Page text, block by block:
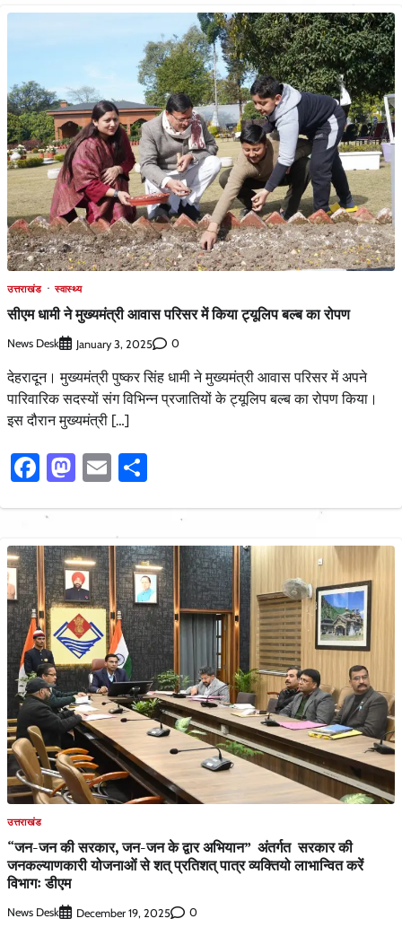
उत्तराखंड स्वास्थ्य
सीएम धामी ने मुख्यमंत्री आवास परिसर में किया ट्यूलिप बल्ब का रोपण
News Desk January 3, 2025 0
देहरादून। मुख्यमंत्री पुष्कर सिंह धामी ने मुख्यमंत्री आवास परिसर में अपने
पारिवारिक सदस्यों संग विभिन्न प्रजातियों के ट्यूलिप बल्ब का रोपण किया।
इस दौरान मुख्यमंत्री […]
Facebook
Mastodon
Email
उत्तराखंड
“जन-जन की सरकार, जन-जन के द्वार अभियान” अंतर्गत सरकार की
जनकल्याणकारी योजनाओं से शत् प्रतिशत् पात्र व्यक्तियो लाभान्वित करें
विभागः डीएम
News Desk December 19, 2025 0